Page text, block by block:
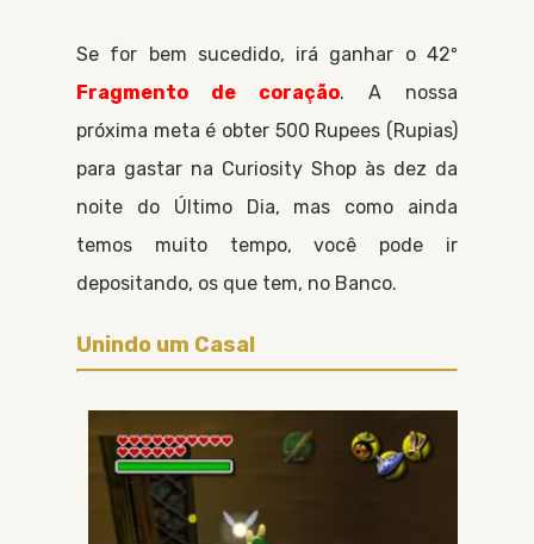
Se for bem sucedido, irá ganhar o 42º
Fragmento de coração. A nossa
próxima meta é obter 500 Rupees
Rupias
para gastar na Curiosity Shop às dez da
noite do Último Dia, mas como ainda
temos muito tempo, você pode ir
depositando, os que tem, no Banco.
Unindo um Casal